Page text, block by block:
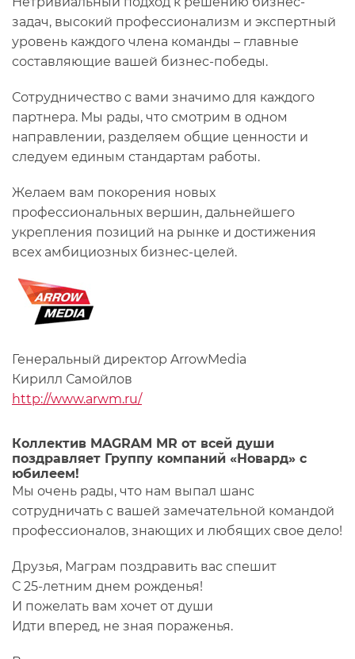
задач, высокий профессионализм и экспертный
уровень каждого члена команды – главные
составляющие вашей бизнес-победы.
Сотрудничество с вами значимо для каждого
партнера. Мы рады, что смотрим в одном
направлении, разделяем общие ценности и
следуем единым стандартам работы.
Желаем вам покорения новых
профессиональных вершин, дальнейшего
укрепления позиций на рынке и достижения
всех амбициозных бизнес-целей.
Генеральный директор ArrowMedia
Кирилл Самойлов
http://www.arwm.ru/
Коллектив MAGRAM MR от всей души
поздравляет Группу компаний «Новард» с
юбилеем!
Мы очень рады, что нам выпал шанс
сотрудничать с вашей замечательной командой
профессионалов, знающих и любящих свое дело!
Друзья, Маграм поздравить вас спешит
С 25-летним днем рожденья!
И пожелать вам хочет от души
Идти вперед, не зная пораженья.